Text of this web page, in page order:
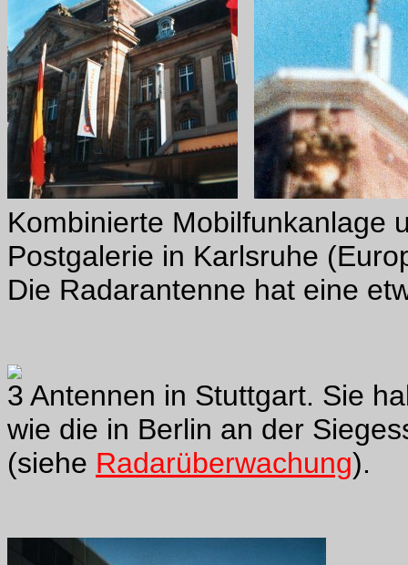
Kombinierte Mobilfunkanlage
Postgalerie in Karlsruhe
Die Radarantenne hat eine
3 Antennen in Stuttgart. Sie
wie die in Berlin an der
(siehe Radarüberwachung).